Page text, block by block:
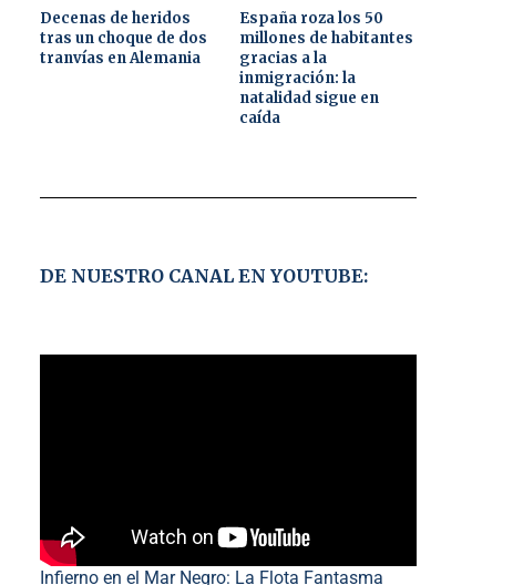
Decenas de heridos
tras un choque de dos
tranvías en Alemania
España roza los 50
millones de habitantes
gracias a la
inmigración: la
natalidad sigue en
caída
DE NUESTRO CANAL EN YOUTUBE:
Infierno en el Mar Negro: La Flota Fantasma